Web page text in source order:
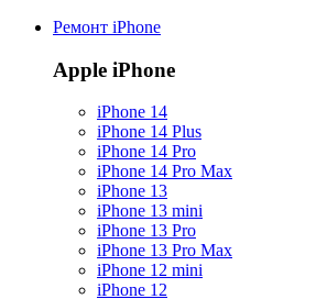
Ремонт iPhone
Apple iPhone
iPhone 14
iPhone 14 Plus
iPhone 14 Pro
iPhone 14 Pro Max
iPhone 13
iPhone 13 mini
iPhone 13 Pro
iPhone 13 Pro Max
iPhone 12 mini
iPhone 12